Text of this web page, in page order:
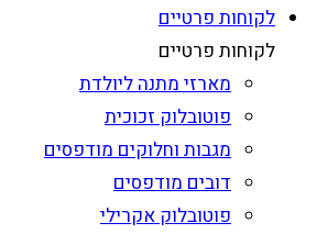
לקוחות פרטיים
לקוחות פרטיים
מארזי מתנה ליולדת
פוטובלוק זכוכית
מגבות וחלוקים מודפסים
דובים מודפסים
פוטובלוק אקרילי